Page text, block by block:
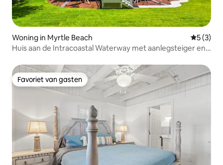
Woning in Myrtle Beach
5 (3)
Huis aan de Intracoastal Waterway met aanlegsteiger en
Favoriet van gasten
Favoriet van gasten